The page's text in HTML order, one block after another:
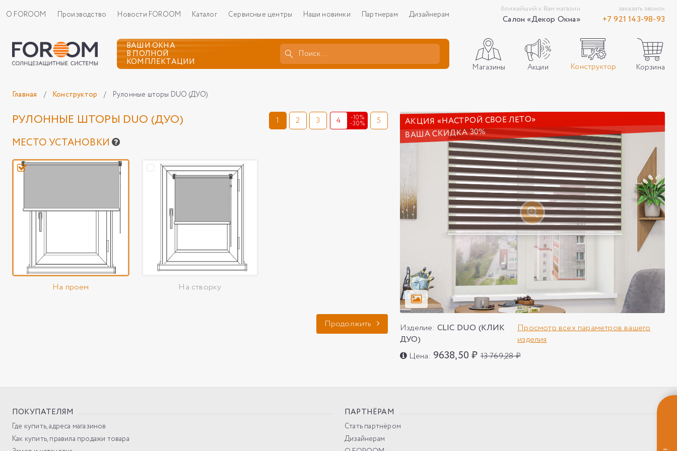
О FOROOM Производство Новости FOROOM Каталог Сервисные центры Наши новинки Партнерам Дизайнерам
ближайший к Вам магазин
Салон «Декор Окна»
заказать звонок
+7 921 143-98-93
ВАШИ ОКНА
В ПОЛНОЙ
КОМПЛЕКТАЦИИ
Магазины Акции Конструктор Корзина
Главная / Конструктор / Рулонные шторы DUO (ДУО)
РУЛОННЫЕ ШТОРЫ DUO (ДУО) 1 2 3 4 -10%
-30% 5
МЕСТО УСТАНОВКИ
На проем На створку
Продолжить
АКЦИЯ «НАСТРОЙ СВОЕ ЛЕТО»
ВАША СКИДКА 30%
Изделие: CLIC DUO (КЛИК
ДУО)
Просмотр всех параметров вашего
изделия
Цена: 9638,50 ₽13 769,28 ₽
ПОКУПАТЕЛЯМ
Где купить, адреса магазинов
Как купить, правила продажи товара
ПАРТНЁРАМ
Стать партнёром
Дизайнерам